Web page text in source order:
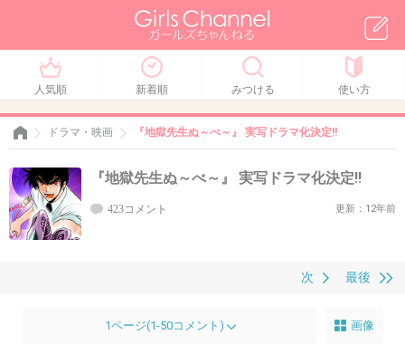
人気順 新着順 みつける 使い方
ドラマ・映画 『地獄先生ぬ～べ～』 実写ドラマ化決定!!
『地獄先生ぬ～べ～』 実写ドラマ化決定!!
423コメント 更新：12年前
最後
次
1ページ(1-50コメント) 画像